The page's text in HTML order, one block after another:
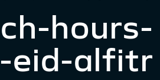
hours-
eid-alfitr